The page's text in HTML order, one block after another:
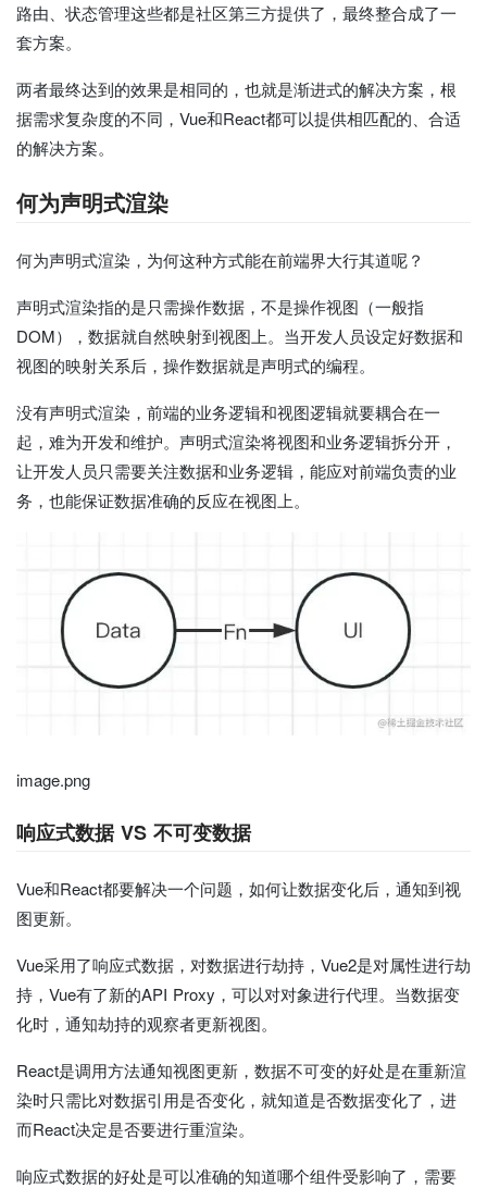
路由、状态管理这些都是社区第三方提供了，最终整合成了一
套方案。
两者最终达到的效果是相同的，也就是渐进式的解决方案，根
据需求复杂度的不同，Vue和React都可以提供相匹配的、合适
的解决方案。
何为声明式渲染
何为声明式渲染，为何这种方式能在前端界大行其道呢？
声明式渲染指的是只需操作数据，不是操作视图（一般指
DOM），数据就自然映射到视图上。当开发人员设定好数据和
视图的映射关系后，操作数据就是声明式的编程。
没有声明式渲染，前端的业务逻辑和视图逻辑就要耦合在一
起，难为开发和维护。声明式渲染将视图和业务逻辑拆分开，
让开发人员只需要关注数据和业务逻辑，能应对前端负责的业
务，也能保证数据准确的反应在视图上。
image.png
响应式数据 VS 不可变数据
Vue和React都要解决一个问题，如何让数据变化后，通知到视
图更新。
Vue采用了响应式数据，对数据进行劫持，Vue2是对属性进行劫
持，Vue有了新的API Proxy，可以对对象进行代理。当数据变
化时，通知劫持的观察者更新视图。
React是调用方法通知视图更新，数据不可变的好处是在重新渲
染时只需比对数据引用是否变化，就知道是否数据变化了，进
而React决定是否要进行重渲染。
响应式数据的好处是可以准确的知道哪个组件受影响了，需要